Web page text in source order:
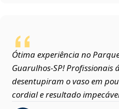
Ótima experiência no
Guarulhos‑SP! Profissionais
desentupiram o vaso em
cordial e resultado